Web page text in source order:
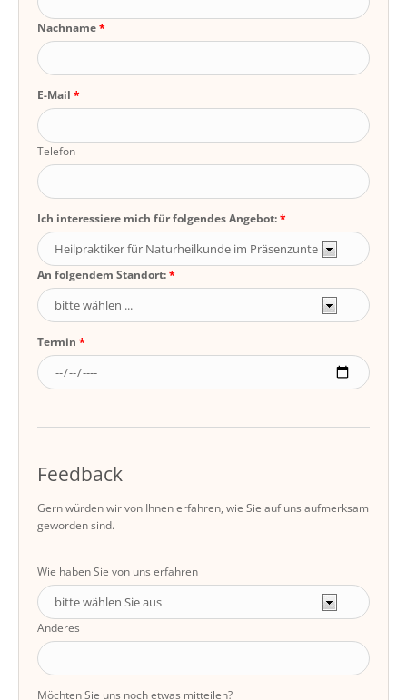
Nachname
E-Mail
Telefon
Ich interessiere mich für folgendes Angebot:
An folgendem Standort:
Termin
Feedback
Gern würden wir von Ihnen erfahren, wie Sie auf uns aufmerksam
geworden sind.
Wie haben Sie von uns erfahren
Anderes
Möchten Sie uns noch etwas mitteilen?